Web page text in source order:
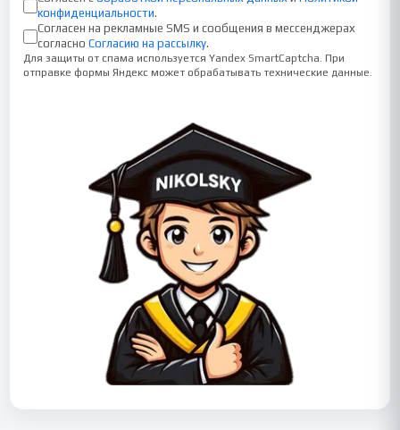
конфиденциальности.
Согласен на рекламные SMS и сообщения в мессенджерах
согласно Согласию на рассылку.
Для защиты от спама используется Yandex SmartCaptcha. При
отправке формы Яндекс может обрабатывать технические данные.